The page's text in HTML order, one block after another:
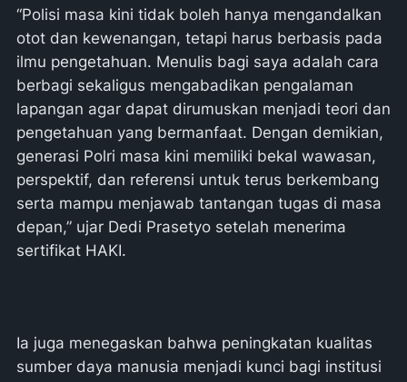
“Polisi masa kini tidak boleh hanya mengandalkan
otot dan kewenangan, tetapi harus berbasis pada
ilmu pengetahuan. Menulis bagi saya adalah cara
berbagi sekaligus mengabadikan pengalaman
lapangan agar dapat dirumuskan menjadi teori dan
pengetahuan yang bermanfaat. Dengan demikian,
generasi Polri masa kini memiliki bekal wawasan,
perspektif, dan referensi untuk terus berkembang
serta mampu menjawab tantangan tugas di masa
depan,” ujar Dedi Prasetyo setelah menerima
sertifikat HAKI.
Ia juga menegaskan bahwa peningkatan kualitas
sumber daya manusia menjadi kunci bagi institusi